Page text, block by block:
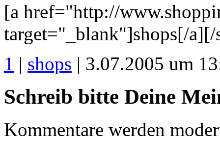
[a href="http://
target="_blank"]shops[/
1 | shops | 3.07.2005 um
Schreib bitte Deine
Kommentare werden